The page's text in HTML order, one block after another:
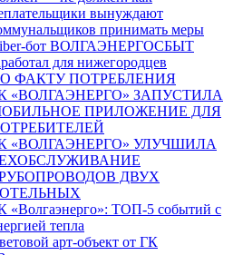
вынуждают
принимать меры
бот ВОЛГАЭНЕРГОСБЫТ
для нижегородцев
ФАКТУ ПОТРЕБЛЕНИЯ
«ВОЛГАЭНЕРГО» ЗАПУСТИЛА
ПРИЛОЖЕНИЕ ДЛЯ
«ВОЛГАЭНЕРГО» УЛУЧШИЛА
ДВУХ
«Волгаэнерго»: ТОП-5 событий с
тепла
арт-объект от ГК